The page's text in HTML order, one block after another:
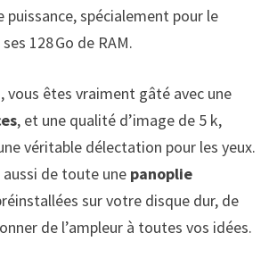
puissance, spécialement pour le
128 Go de RAM.
vous êtes vraiment gâté avec une
, et une qualité d’image de 5 k,
véritable délectation pour les yeux.
aussi de toute une panoplie
sur votre disque dur, de
de l’ampleur à toutes vos idées.